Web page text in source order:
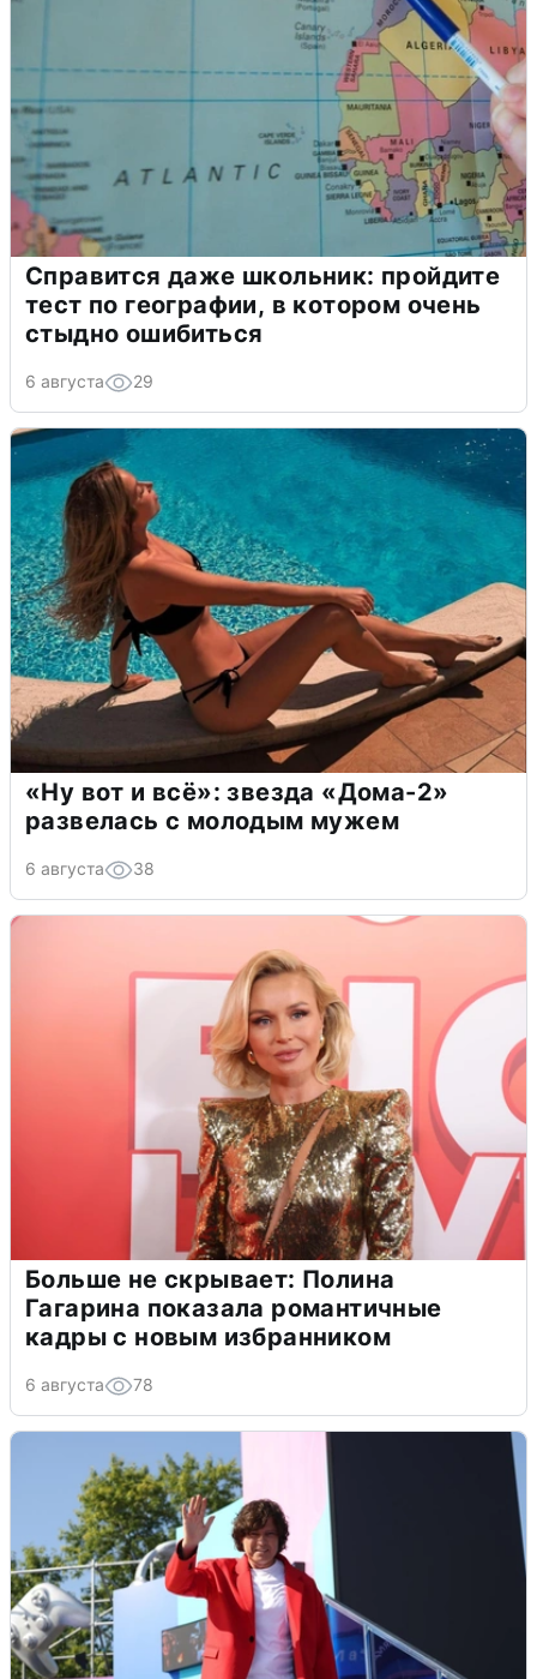
Справится даже школьник: пройдите
тест по географии, в котором очень
стыдно ошибиться
6 августа 29
«Ну вот и всё»: звезда «Дома-2»
развелась с молодым мужем
6 августа 38
Больше не скрывает: Полина
Гагарина показала романтичные
кадры с новым избранником
6 августа 78